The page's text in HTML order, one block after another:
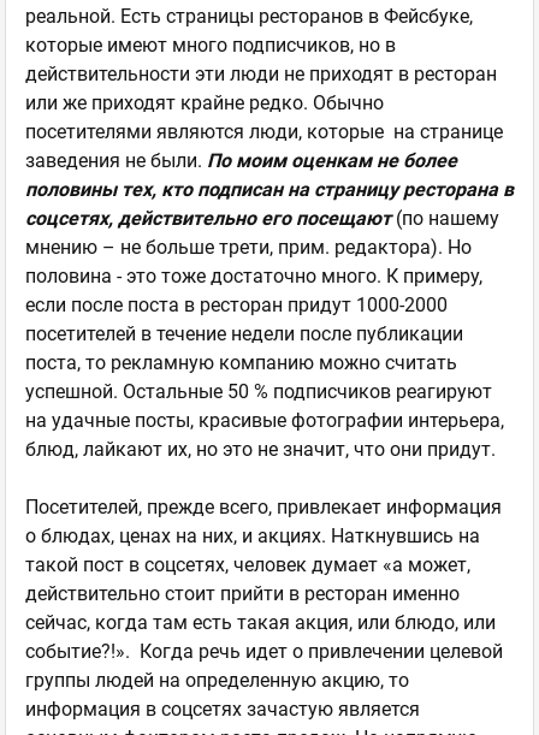
реальной. Есть страницы ресторанов в Фейсбуке,
которые имеют много подписчиков, но в
действительности эти люди не приходят в ресторан
или же приходят крайне редко. Обычно
посетителями являются люди, которые на странице
заведения не были. По моим оценкам не более
половины тех, кто подписан на страницу ресторана в
соцсетях, действительно его посещают(по нашему
мнению – не больше трети, прим. редактора). Но
половина - это тоже достаточно много. К примеру,
если после поста в ресторан придут 1000-2000
посетителей в течение недели после публикации
поста, то рекламную компанию можно считать
успешной. Остальные 50 % подписчиков реагируют
на удачные посты, красивые фотографии интерьера,
блюд, лайкают их, но это не значит, что они придут.
Посетителей, прежде всего, привлекает информация
о блюдах, ценах на них, и акциях. Наткнувшись на
такой пост в соцсетях, человек думает «а может,
действительно стоит прийти в ресторан именно
сейчас, когда там есть такая акция, или блюдо, или
событие?!». Когда речь идет о привлечении целевой
группы людей на определенную акцию, то
информация в соцсетях зачастую является